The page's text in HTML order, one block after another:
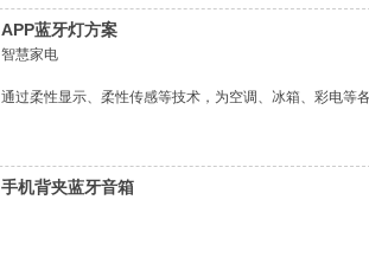
APP蓝牙灯方案
智慧家电
通过柔性显示、柔性传感等技术，为空调、冰箱、彩电等
手机背夹蓝牙音箱